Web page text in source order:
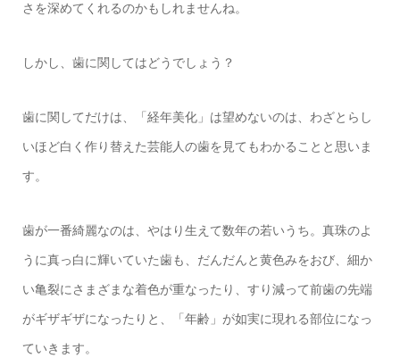
さを深めてくれるのかもしれませんね。
しかし、歯に関してはどうでしょう？
歯に関してだけは、「経年美化」は望めないのは、わざとらし
いほど白く作り替えた芸能人の歯を見てもわかることと思いま
す。
歯が一番綺麗なのは、やはり生えて数年の若いうち。真珠のよ
うに真っ白に輝いていた歯も、だんだんと黄色みをおび、細か
い亀裂にさまざまな着色が重なったり、すり減って前歯の先端
がギザギザになったりと、「年齢」が如実に現れる部位になっ
ていきます。